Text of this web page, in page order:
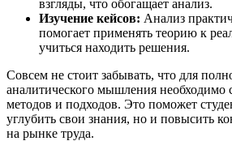
взгляды, что обогащает анализ.
Изучение кейсов: Анализ
помогает применять теорию к
учиться находить решения.
Совсем не стоит забывать, что для
аналитического мышления необходимо
методов и подходов. Это поможет
углубить свои знания, но и повысить
на рынке труда.